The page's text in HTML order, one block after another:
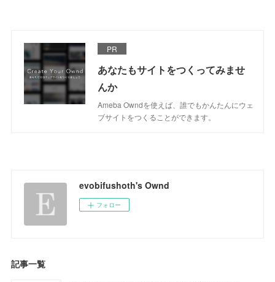
PR
あなたもサイトをつくってみませ
んか
Ameba Owndを使えば、誰でもかんたんにウェ
ブサイトをつくることができます。
evobifushoth's Ownd
フォロー
記事一覧